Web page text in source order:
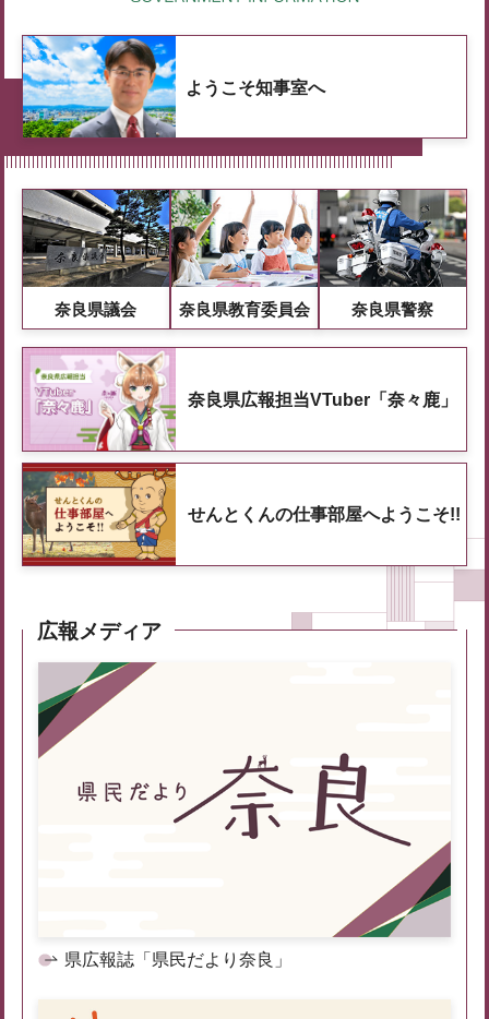
ようこそ知事室へ
奈良県議会 奈良県教育委員会 奈良県警察
奈良県広報担当VTuber「奈々鹿」
せんとくんの仕事部屋へようこそ!!
広報メディア
県広報誌「県民だより奈良」